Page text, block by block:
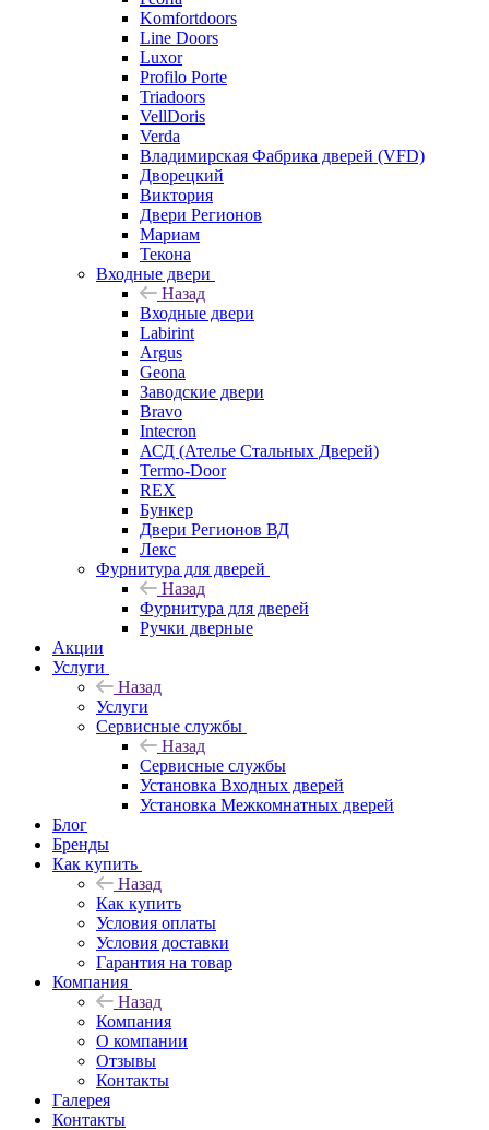
Komfortdoors
Line Doors
Luxor
Profilo Porte
Triadoors
VellDoris
Verda
Владимирская Фабрика дверей (VFD)
Дворецкий
Виктория
Двери Регионов
Мариам
Текона
Входные двери
Назад
Входные двери
Labirint
Argus
Geona
Заводские двери
Bravo
Intecron
АСД (Ателье Стальных Дверей)
Termo-Door
REX
Бункер
Двери Регионов ВД
Лекс
Фурнитура для дверей
Назад
Фурнитура для дверей
Ручки дверные
Акции
Услуги
Назад
Услуги
Сервисные службы
Назад
Сервисные службы
Установка Входных дверей
Установка Межкомнатных дверей
Блог
Бренды
Как купить
Назад
Как купить
Условия оплаты
Условия доставки
Гарантия на товар
Компания
Назад
Компания
О компании
Отзывы
Контакты
Галерея
Контакты